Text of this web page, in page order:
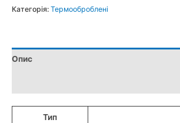
термооброблені
«Irina
Blue»
см)
кількість
Категорія: Термооброблені
Опис
Тип